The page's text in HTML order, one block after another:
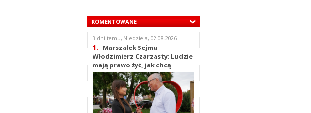
KOMENTOWANE
3 dni temu, Niedziela, 02.08.2026
1.
Marszałek Sejmu
Włodzimierz Czarzasty: Ludzie
mają prawo żyć, jak chcą